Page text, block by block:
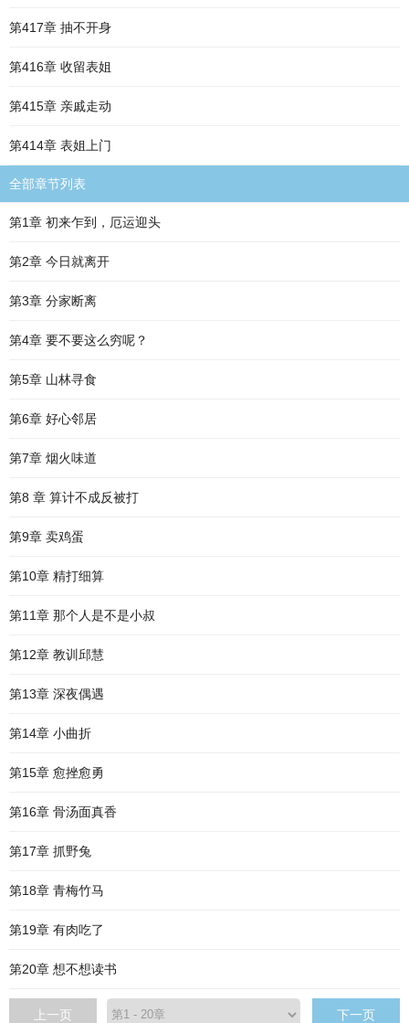
第417章 抽不开身
第416章 收留表姐
第415章 亲戚走动
第414章 表姐上门
全部章节列表
第1章 初来乍到，厄运迎头
第2章 今日就离开
第3章 分家断离
第4章 要不要这么穷呢？
第5章 山林寻食
第6章 好心邻居
第7章 烟火味道
第8 章 算计不成反被打
第9章 卖鸡蛋
第10章 精打细算
第11章 那个人是不是小叔
第12章 教训邱慧
第13章 深夜偶遇
第14章 小曲折
第15章 愈挫愈勇
第16章 骨汤面真香
第17章 抓野兔
第18章 青梅竹马
第19章 有肉吃了
第20章 想不想读书
上一页 下一页